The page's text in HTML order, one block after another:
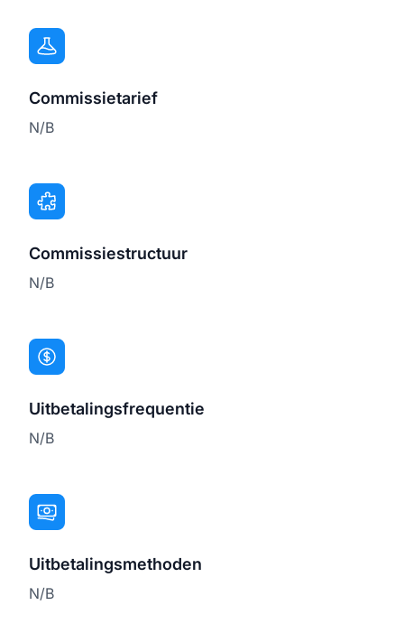
Commissietarief
N/B
Commissiestructuur
N/B
Uitbetalingsfrequentie
N/B
Uitbetalingsmethoden
N/B